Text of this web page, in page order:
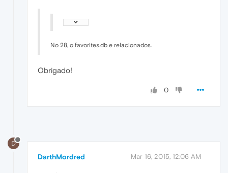
No 28, o favorites.db e relacionados.
Obrigado!
0
D
DarthMordred Mar 16, 2015, 12:06 AM